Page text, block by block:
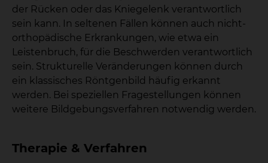
der Rücken oder das Kniegelenk verantwortlich
sein kann. In seltenen Fällen können auch nicht-
orthopädische Erkrankungen, wie etwa ein
Leistenbruch, für die Beschwerden verantwortlich
sein. Strukturelle Veränderungen können durch
ein klassisches Röntgenbild häufig erkannt
werden. Bei speziellen Fragestellungen können
weitere Bildgebungsverfahren notwendig werden.
Therapie & Verfahren